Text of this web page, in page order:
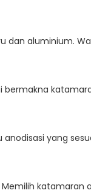
dan aluminium.
yang